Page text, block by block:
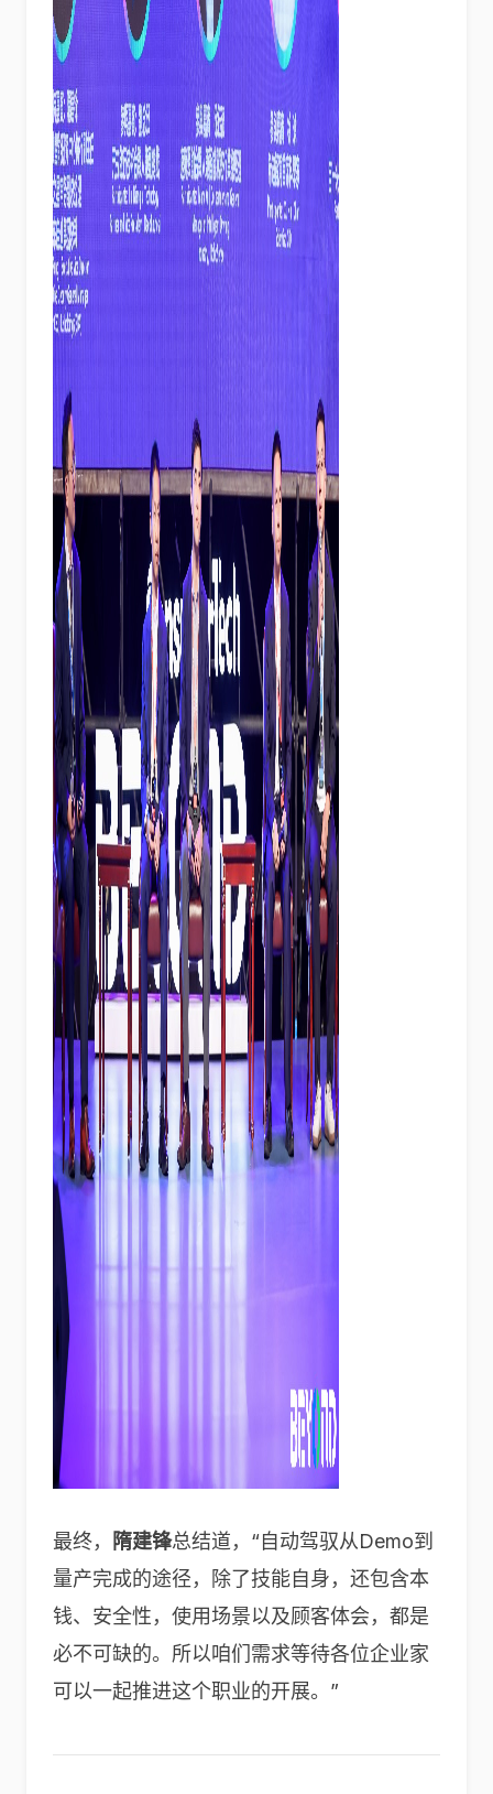
最终， 隋建锋总结道，“自动驾驭从Demo到
量产完成的途径，除了技能自身，还包含本
钱、安全性，使用场景以及顾客体会，都是
必不可缺的。所以咱们需求等待各位企业家
可以一起推进这个职业的开展。”